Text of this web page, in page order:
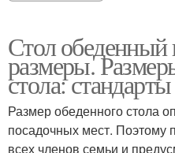
Стол обеденный
размеры.
стола:
Размер обеденного стола
посадочных мест. Поэтому
всех членов семьи и